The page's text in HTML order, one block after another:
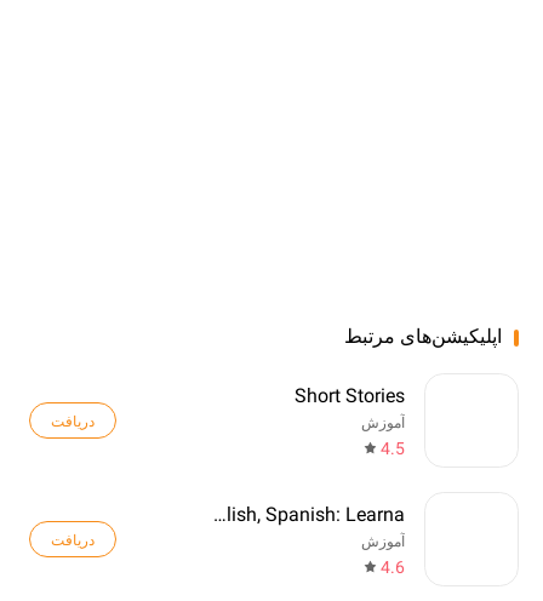
اپلیکیشن‌های مرتبط
Short Stories
آموزش
4.5
دریافت
Learn English, Spanish: Learna
آموزش
4.6
دریافت